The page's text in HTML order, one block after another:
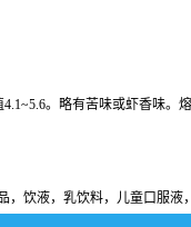
。略有苦味或虾香味
，饮液，乳饮料，儿童口服